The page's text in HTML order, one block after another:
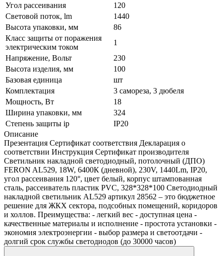
Угол рассеивания
120
Световой поток, lm
1440
Высота упаковки, мм
86
Класс защиты от поражения
электрическим током
1
Напряжение, Вольт
230
Высота изделия, мм
100
Базовая единица
шт
Комплектация
3 самореза, 3 дюбеля
Мощность, Вт
18
Ширина упаковки, мм
324
Степень защиты ip
IP20
Описание
Презентация Сертификат соответствия Декларация о
соответствии Инструкция Сертификат производителя
Светильник накладной светодиодный, потолочный (ДПО)
FERON AL529, 18W, 6400К (дневной), 230V, 1440Lm, IP20,
угол рассеивания 120°, цвет белый, корпус штампованная
сталь, рассеиватель пластик PVC, 328*328*100 Светодиодный
накладной светильник AL529 артикул 28562 – это бюджетное
решение для ЖКХ сектора, подсобных помещений, коридоров
и холлов. Преимущества: - легкий вес - доступная цена -
качественные материалы и исполнение - простота установки -
экономия электроэнергии - выбор размера и светоотдачи -
долгий срок службы светодиодов (до 30000 часов)